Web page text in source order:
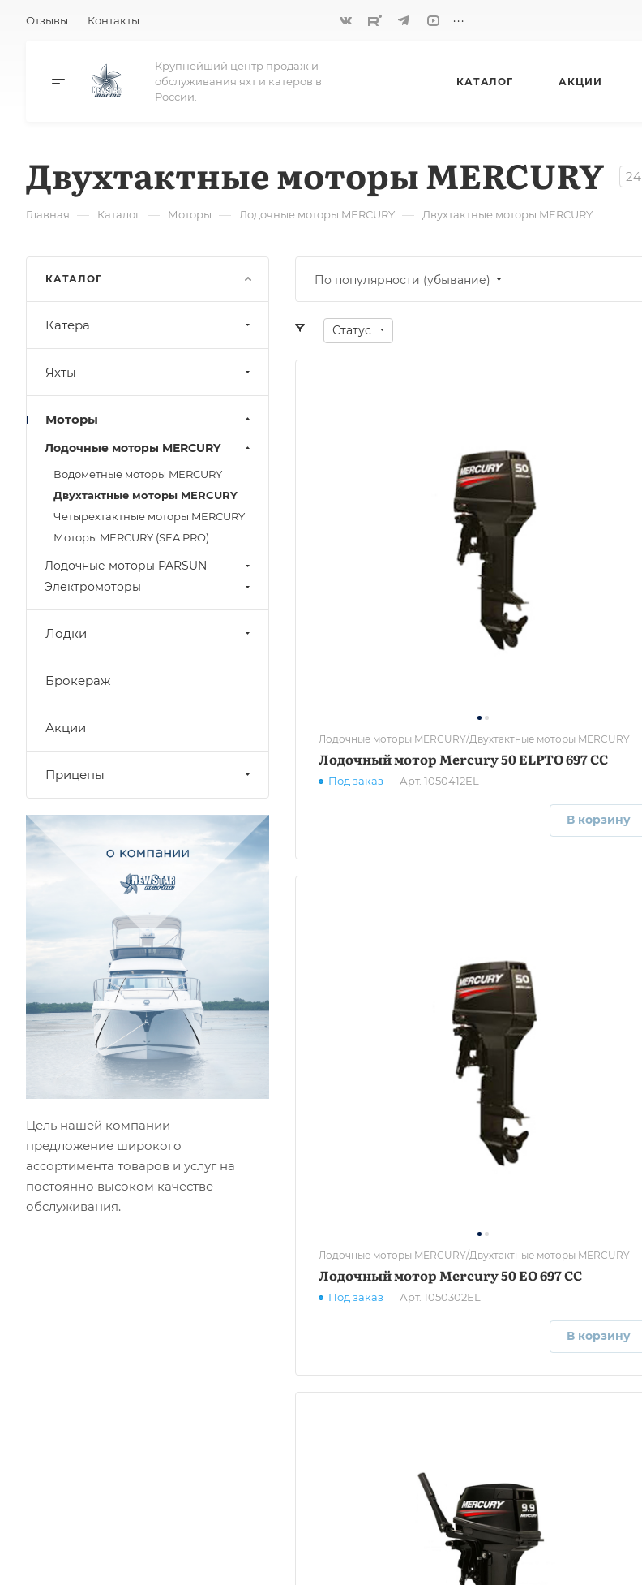
Отзывы Контакты ...
Крупнейший центр продаж и
обслуживания яхт и катеров в
России.
КАТАЛОГ АКЦИИ
Двухтактные моторы MERCURY 24
Главная — Каталог — Моторы — Лодочные моторы MERCURY — Двухтактные моторы MERCURY
По популярности (убывание)
Статус
Лодочные моторы MERCURY/Двухтактные моторы MERCURY
Лодочный мотор Mercury 50 ELPTO 697 CC
Под заказ Арт. 1050412EL
В корзину
Лодочные моторы MERCURY/Двухтактные моторы MERCURY
Лодочный мотор Mercury 50 EO 697 CC
Под заказ Арт. 1050302EL
В корзину
КАТАЛОГ
Катера
Яхты
Моторы
Лодочные моторы MERCURY
Водометные моторы MERCURY
Двухтактные моторы MERCURY
Четырехтактные моторы MERCURY
Моторы MERCURY (SEA PRO)
Лодочные моторы PARSUN
Электромоторы
Лодки
Брокераж
Акции
Прицепы
Цель нашей компании —
предложение широкого
ассортимента товаров и услуг на
постоянно высоком качестве
обслуживания.